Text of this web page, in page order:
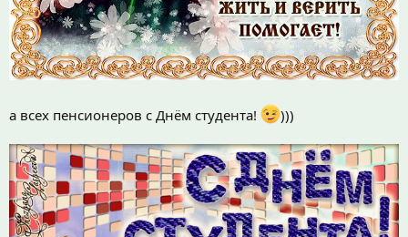
а всех пенсионеров с Днём студента! )))